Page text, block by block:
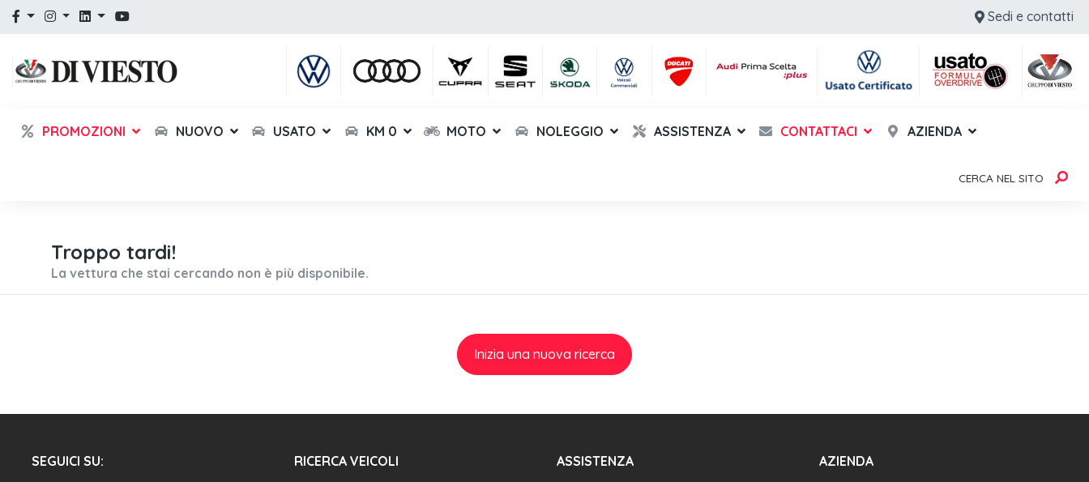
Sedi e contatti
PROMOZIONI NUOVO USATO KM 0 MOTO NOLEGGIO ASSISTENZA CONTATTACI AZIENDA
CERCA NEL SITO
Troppo tardi!
La vettura che stai cercando non è più disponibile.
Inizia una nuova ricerca
SEGUICI SU:
RICERCA VEICOLI
ASSISTENZA
AZIENDA